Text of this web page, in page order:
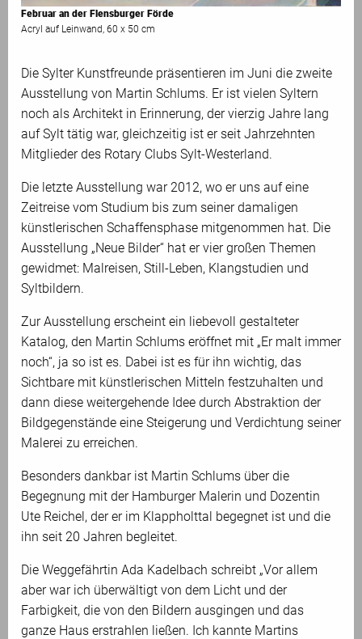
Februar an der Flensburger Förde
Acryl auf Leinwand, 60 x 50 cm
Die Sylter Kunstfreunde präsentieren im Juni die zweite
Ausstellung von Martin Schlums. Er ist vielen Syltern
noch als Architekt in Erinnerung, der vierzig Jahre lang
auf Sylt tätig war, gleichzeitig ist er seit Jahrzehnten
Mitglieder des Rotary Clubs Sylt-Westerland.
Die letzte Ausstellung war 2012, wo er uns auf eine
Zeitreise vom Studium bis zum seiner damaligen
künstlerischen Schaffensphase mitgenommen hat. Die
Ausstellung „Neue Bilder“ hat er vier großen Themen
gewidmet: Malreisen, Still-Leben, Klangstudien und
Syltbildern.
Zur Ausstellung erscheint ein liebevoll gestalteter
Katalog, den Martin Schlums eröffnet mit „Er malt immer
noch“, ja so ist es. Dabei ist es für ihn wichtig, das
Sichtbare mit künstlerischen Mitteln festzuhalten und
dann diese weitergehende Idee durch Abstraktion der
Bildgegenstände eine Steigerung und Verdichtung seiner
Malerei zu erreichen.
Besonders dankbar ist Martin Schlums über die
Begegnung mit der Hamburger Malerin und Dozentin
Ute Reichel, der er im Klappholttal begegnet ist und die
ihn seit 20 Jahren begleitet.
Die Weggefährtin Ada Kadelbach schreibt „Vor allem
aber war ich überwältigt von dem Licht und der
Farbigkeit, die von den Bildern ausgingen und das
ganze Haus erstrahlen ließen. Ich kannte Martins